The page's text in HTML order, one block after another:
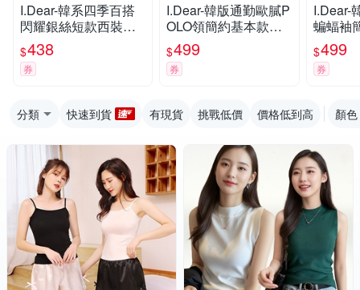
I.Dear-韓系四季百搭
閃耀銀絲短款西裝內
搭背心無袖上衣(6色)
$438
券
I.Dear-韓版通勤歐膩P
OLO領簡約基本款女
上衣短袖襯衫(4色)
$499
券
I.Dear-
蝙蝠袖
衣短
$499
券
分類 快速到貨 有現貨 挑戰低價 價格低到高 顏色